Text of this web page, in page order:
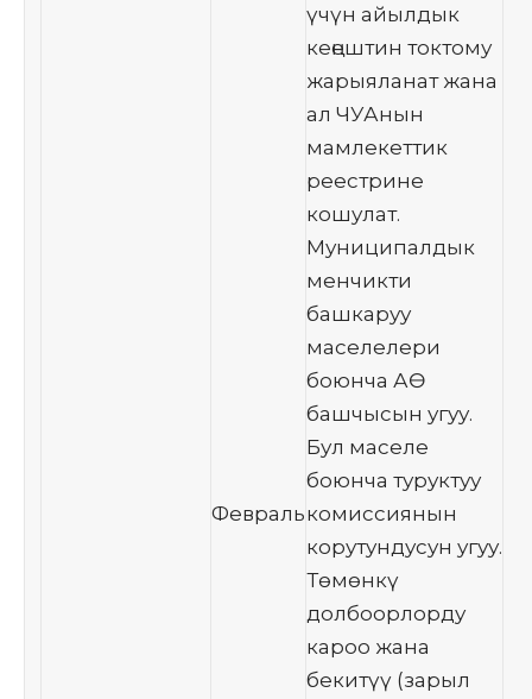
Февраль
үчүн айылдык
кеңештин токтому
жарыяланат жана
ал ЧУАнын
мамлекеттик
реестрине
кошулат.
Муниципалдык
менчикти
башкаруу
маселелери
боюнча АӨ
башчысын угуу.
Бул маселе
боюнча туруктуу
комиссиянын
корутундусун угуу.
Төмөнкү
долбоорлорду
кароо жана
бекитүү (зарыл